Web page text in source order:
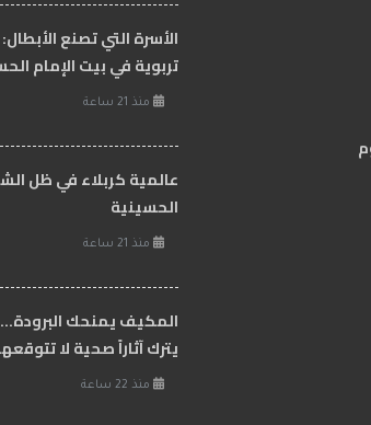
الأسرة التي تصنع
تربوية في بيت الإمام
منذ 21 ساعة
عالمية كربلاء في ظل
الحسينية
منذ 21 ساعة
المكيف يمنحك
يترك آثاراً صحية لا
منذ 22 ساعة